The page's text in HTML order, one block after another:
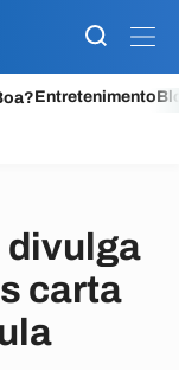
Entretenimento
divulga
carta